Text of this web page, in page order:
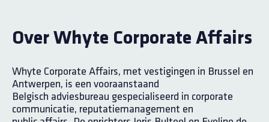
Over Whyte Corporate Affairs
Whyte Corporate Affairs, met vestigingen in Brussel en
Antwerpen, is een vooraanstaand
Belgisch adviesbureau gespecialiseerd in corporate
communicatie, reputatiemanagement en